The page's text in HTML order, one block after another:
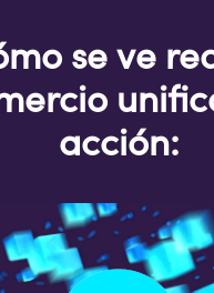
se ve
acción: